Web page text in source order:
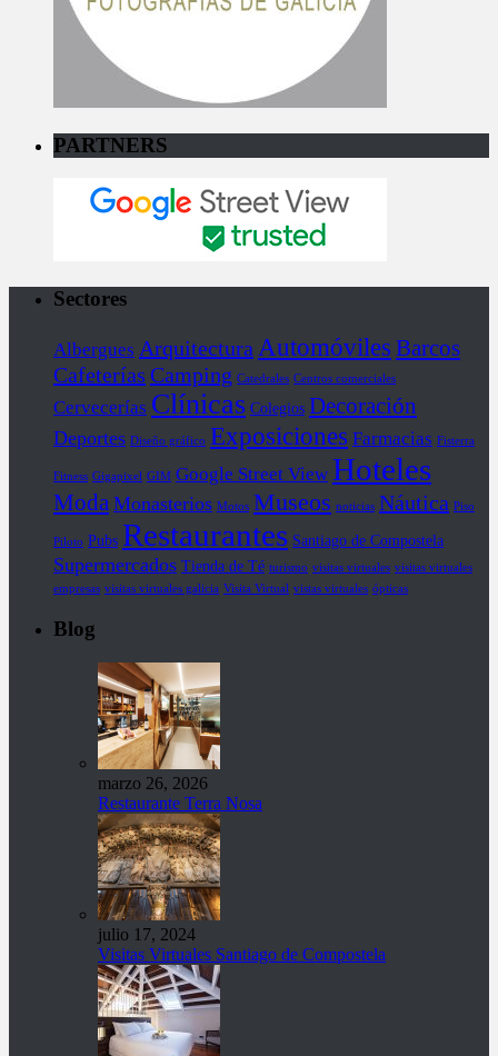
PARTNERS
Sectores
Albergues Arquitectura Automóviles Barcos
Cafeterías Camping Catedrales Centros comerciales
Cervecerías Clínicas Colegios Decoración
Deportes Diseño gráfico Exposiciones Farmacias Fisterra
Fitness Gigapixel GIM Google Street View Hoteles
Moda Monasterios Motos Museos noticias Náutica Piso
Piloto Pubs Restaurantes Santiago de Compostela
Supermercados Tienda de Té turismo visitas virtuales visitas virtuales
empresas visitas virtuales galicia Visita Virtual vistas virtuales ópticas
Blog
marzo 26, 2026
Restaurante Terra Nosa
julio 17, 2024
Visitas Virtuales Santiago de Compostela